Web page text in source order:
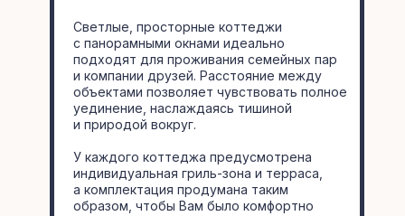
Светлые, просторные коттеджи
с панорамными окнами идеально
подходят для проживания семейных пар
и компании друзей. Расстояние между
объектами позволяет чувствовать полное
уединение, наслаждаясь тишиной
и природой вокруг.
У каждого коттеджа предусмотрена
индивидуальная гриль-зона и терраса,
а комплектация продумана таким
образом, чтобы Вам было комфортно